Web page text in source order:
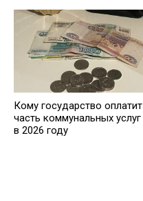
Кому государство оплатит
часть коммунальных услуг
в 2026 году